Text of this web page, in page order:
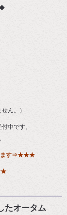
◆
ん。）
中です。
す⇒★★★
たオータム